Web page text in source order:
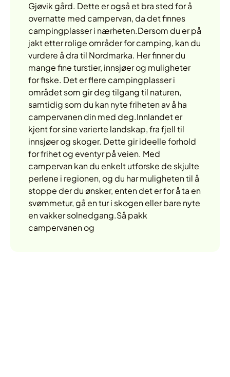
Gjøvik gård. Dette er også et bra sted for å
overnatte med campervan, da det finnes
campingplasser i nærheten.Dersom du er på
jakt etter rolige områder for camping, kan du
vurdere å dra til Nordmarka. Her finner du
mange fine turstier, innsjøer og muligheter
for fiske. Det er flere campingplasser i
området som gir deg tilgang til naturen,
samtidig som du kan nyte friheten av å ha
campervanen din med deg.Innlandet er
kjent for sine varierte landskap, fra fjell til
innsjøer og skoger. Dette gir ideelle forhold
for frihet og eventyr på veien. Med
campervan kan du enkelt utforske de skjulte
perlene i regionen, og du har muligheten til å
stoppe der du ønsker, enten det er for å ta en
svømmetur, gå en tur i skogen eller bare nyte
en vakker solnedgang.Så pakk
campervanen og